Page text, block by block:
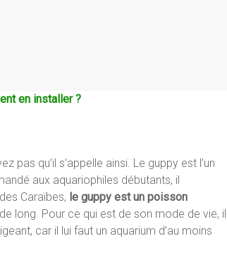
en installer ?
qu’il s’appelle ainsi. Le guppy est l’un
aux aquariophiles débutants, il
Caraïbes, le guppy est un poisson
long. Pour ce qui est de son mode de vie, il
car il lui faut un aquarium d’au moins